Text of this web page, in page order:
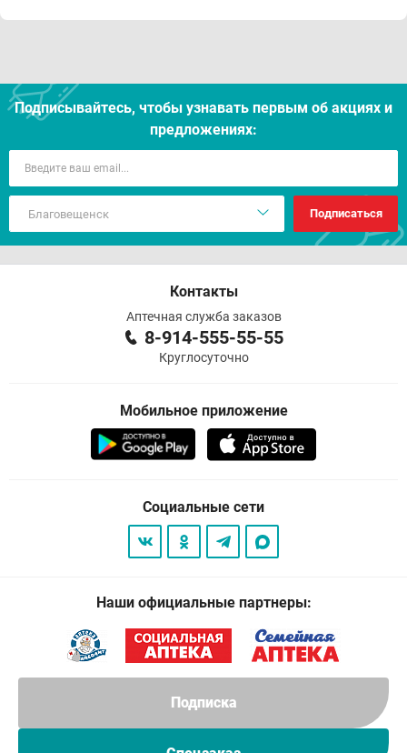
Подписка
Подписывайтесь, чтобы узнавать первым об акцияx и
предложениях:
Подписаться
Контакты
Аптечная служба заказов
8-914-555-55-55
Круглосуточно
Мобильное приложение
Социальные сети
Наши официальные партнеры: